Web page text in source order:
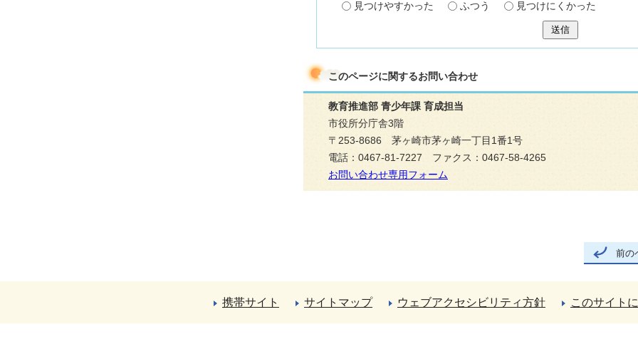
見つけやすかった
ふつう 見つけにくかった
送信
このページに関するお問い合わせ
教育推進部 青少年課 育成担当
市役所分庁舎3階
〒253-8686 茅ヶ崎市茅ヶ崎一丁目1番1号
電話：0467-81-7227 ファクス：0467-58-4265
お問い合わせ専用フォーム
前の
携帯サイト サイトマップ ウェブアクセシビリティ方針 このサイト